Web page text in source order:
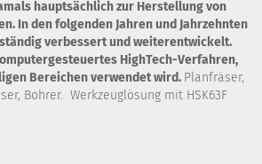
hauptsächlich zur Herstellung von
In den folgenden Jahren und Jahrzehnten
verbessert und weiterentwickelt.
HighTech-Verfahren,
Bereichen verwendet wird. Planfräser,
Bohrer. Werkzeuglösung mit HSK63F